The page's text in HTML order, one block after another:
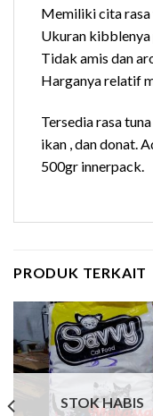
Memiliki cita rasa
Ukuran kibblenya
Tidak amis dan
Harganya relatif
Tersedia rasa
ikan , dan donat.
500gr innerpack.
PRODUK TERKAIT
STOK HABIS